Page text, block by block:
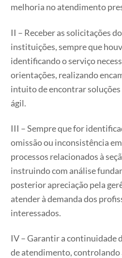
melhoria no atendimento
II – Receber as solicitações
instituições, sempre que
identificando o serviço
orientações, realizando
intuito de encontrar
ágil.
III – Sempre que for
omissão ou inconsistência
processos relacionados à
instruindo com análise
posterior apreciação pela
atender à demanda dos
interessados.
IV – Garantir a continuidade
de atendimento, controlando